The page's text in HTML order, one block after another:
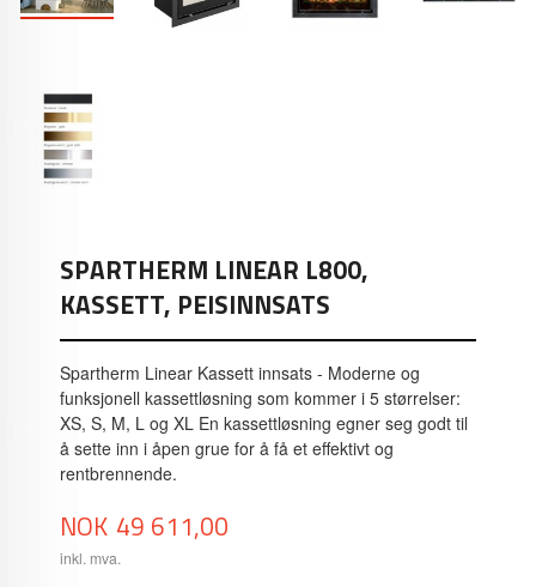
SPARTHERM LINEAR L800,
KASSETT, PEISINNSATS
Spartherm Linear Kassett innsats - Moderne og
funksjonell kassettløsning som kommer i 5 størrelser:
XS, S, M, L og XL En kassettløsning egner seg godt til
å sette inn i åpen grue for å få et effektivt og
rentbrennende.
Pris
NOK 49 611,00
inkl. mva.